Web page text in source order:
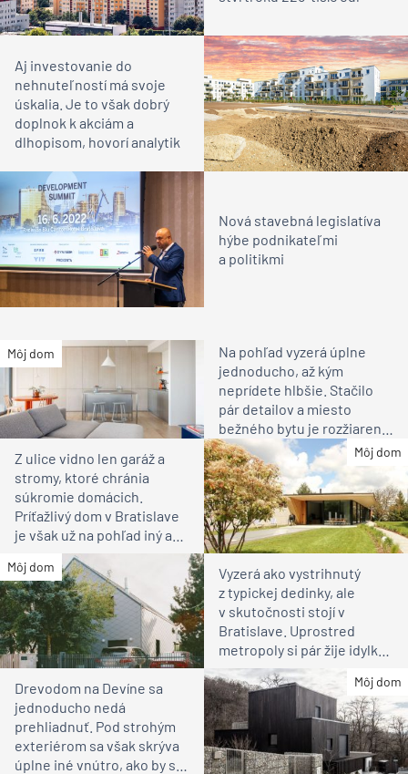
Aj investovanie do
nehnuteľností má svoje
úskalia. Je to však dobrý
doplnok k akciám a
dlhopisom, hovorí analytik
Nová stavebná legislatíva
hýbe podnikateľmi
a politikmi
Môj dom
Na pohľad vyzerá úplne
jednoducho, až kým
neprídete hlbšie. Stačilo
pár detailov a miesto
bežného bytu je rozžiarené
bývanie pre rodinu
Môj dom
Z ulice vidno len garáž a
stromy, ktoré chránia
súkromie domácich.
Príťažlivý dom v Bratislave
je však už na pohľad iný ako
susedia
Môj dom
Vyzerá ako vystrihnutý
z typickej dedinky, ale
v skutočnosti stojí v
Bratislave. Uprostred
metropoly si pár žije idylku
ako na vidieku
Môj dom
Drevodom na Devíne sa
jednoducho nedá
prehliadnuť. Pod strohým
exteriérom sa však skrýva
úplne iné vnútro, ako by ste